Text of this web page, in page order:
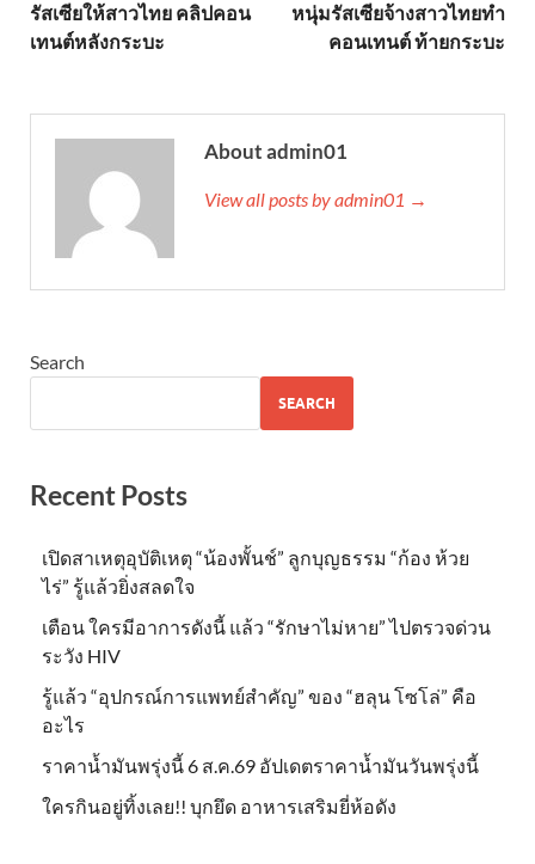
รัสเซียให้สาวไทย คลิปคอน
เทนต์หลังกระบะ
หนุ่มรัสเซียจ้างสาวไทยทำ
คอนเทนต์ ท้ายกระบะ
About admin01
View all posts by admin01 →
Search
SEARCH
Recent Posts
เปิดสาเหตุอุบัติเหตุ “น้องพั้นช์” ลูกบุญธรรม “ก้อง ห้วย
ไร่” รู้แล้วยิ่งสลดใจ
เตือน ใครมีอาการดังนี้ แล้ว “รักษาไม่หาย” ไปตรวจด่วน
ระวัง HIV
รู้แล้ว “อุปกรณ์การแพทย์สำคัญ” ของ “ฮลุน โซโล่” คือ
อะไร
ราคาน้ำมันพรุ่งนี้ 6 ส.ค.69 อัปเดตราคาน้ำมันวันพรุ่งนี้
ใครกินอยู่ทิ้งเลย!! บุกยึด อาหารเสริมยี่ห้อดัง